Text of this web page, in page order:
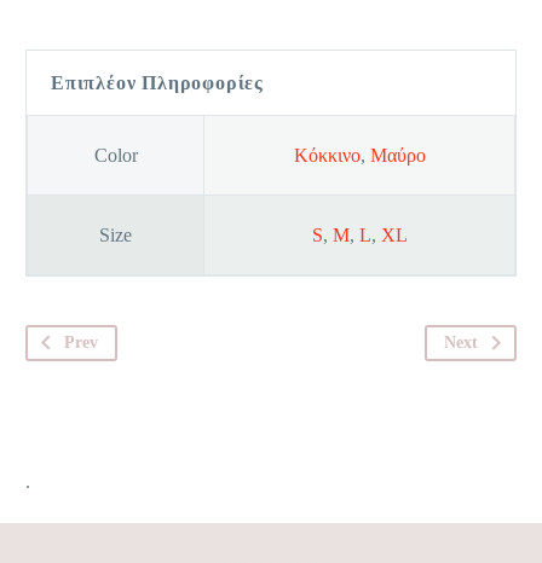
Επιπλέον Πληροφορίες
Color Κόκκινο, Μαύρο
Size S, M, L, XL
Prev Next
.